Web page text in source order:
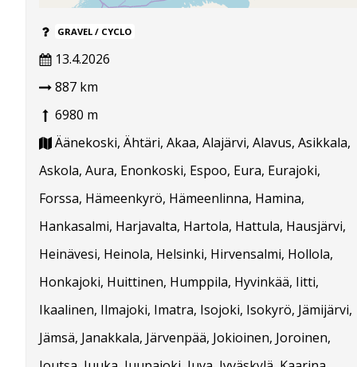
GRAVEL / CYCLO
13.4.2026
887 km
6980 m
Äänekoski, Ähtäri, Akaa, Alajärvi, Alavus, Asikkala,
Askola, Aura, Enonkoski, Espoo, Eura, Eurajoki,
Forssa, Hämeenkyrö, Hämeenlinna, Hamina,
Hankasalmi, Harjavalta, Hartola, Hattula, Hausjärvi,
Heinävesi, Heinola, Helsinki, Hirvensalmi, Hollola,
Honkajoki, Huittinen, Humppila, Hyvinkää, Iitti,
Ikaalinen, Ilmajoki, Imatra, Isojoki, Isokyrö, Jämijärvi,
Jämsä, Janakkala, Järvenpää, Jokioinen, Joroinen,